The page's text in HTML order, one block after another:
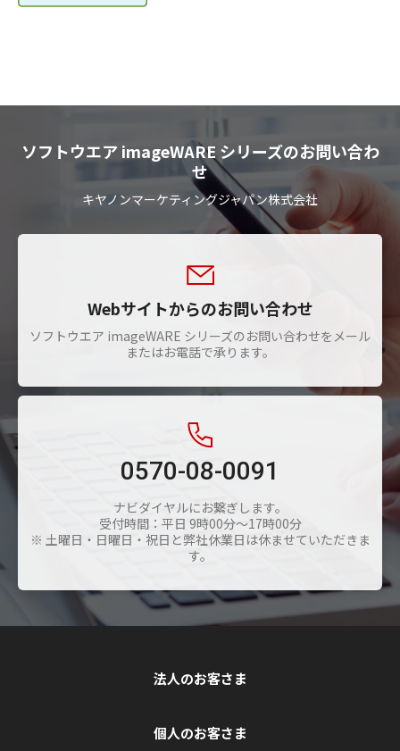
ソフトウエア imageWARE シリーズのお問い合わ
せ
キヤノンマーケティングジャパン株式会社
Webサイトからのお問い合わせ
ソフトウエア imageWARE シリーズのお問い合わせをメール
またはお電話で承ります。
0570-08-0091
ナビダイヤルにお繋ぎします。
受付時間：平日 9時00分～17時00分
※ 土曜日・日曜日・祝日と弊社休業日は休ませていただきま
す。
法人のお客さま
個人のお客さま